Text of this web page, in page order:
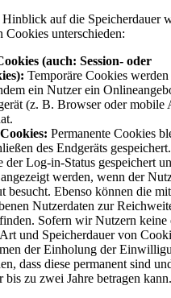
auf die Speicherdauer
unterschieden:
(auch: Session- oder
Temporäre Cookies werden
ein Nutzer ein
(z. B. Browser oder mobile
Permanente Cookies
des Endgeräts
der Log-in-Status gespeichert
werden, wenn der
besucht. Ebenso können die
Nutzerdaten zur
Sofern wir Nutzern keine
und Speicherdauer von
der Einholung der
dass diese permanent sind
bis zu zwei Jahre betragen kann.